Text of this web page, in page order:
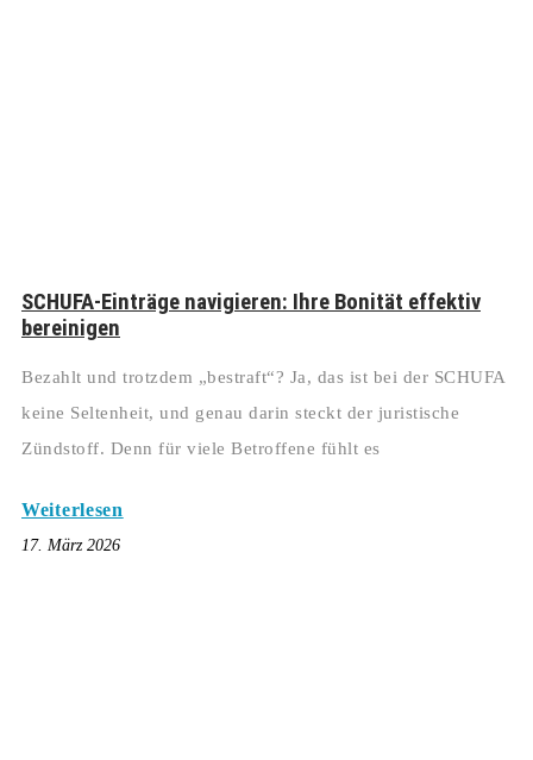
SCHUFA-Einträge navigieren: Ihre Bonität effektiv
bereinigen
Bezahlt und trotzdem „bestraft“? Ja, das ist bei der SCHUFA
keine Seltenheit, und genau darin steckt der juristische
Zündstoff. Denn für viele Betroffene fühlt es
Weiterlesen
17. März 2026